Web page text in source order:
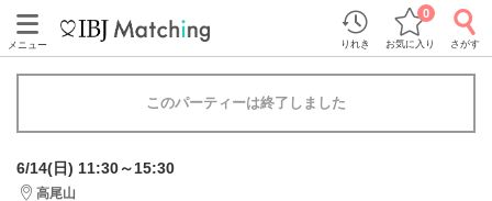
メニュー りれき お気に入り
0
さがす
このパーティーは終了しました
6/14(日) 11:30～15:30
高尾山